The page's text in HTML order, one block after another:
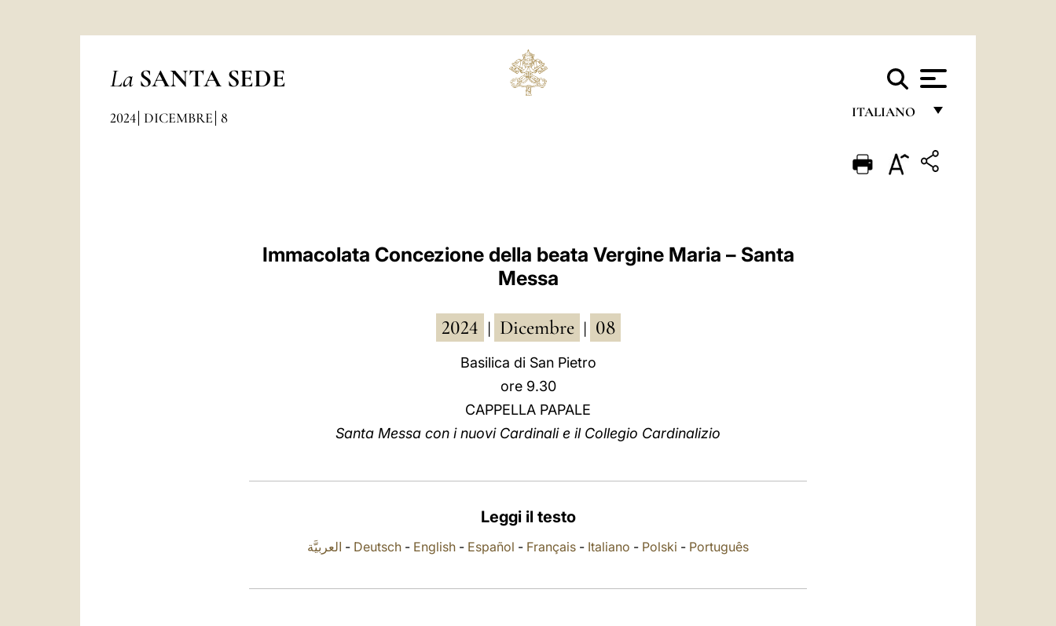
La SANTA SEDE
ITALIANO
ENGLISH
2024 DICEMBRE 8
Immacolata Concezione della beata Vergine Maria – Santa
Messa
2024 Dicembre 08
Basilica di San Pietro
ore 9.30
CAPPELLA PAPALE
Santa Messa con i nuovi Cardinali e il Collegio Cardinalizio
Leggi il testo
العربيَّة - Deutsch - English - Español - Français - Italiano - Polski - Português